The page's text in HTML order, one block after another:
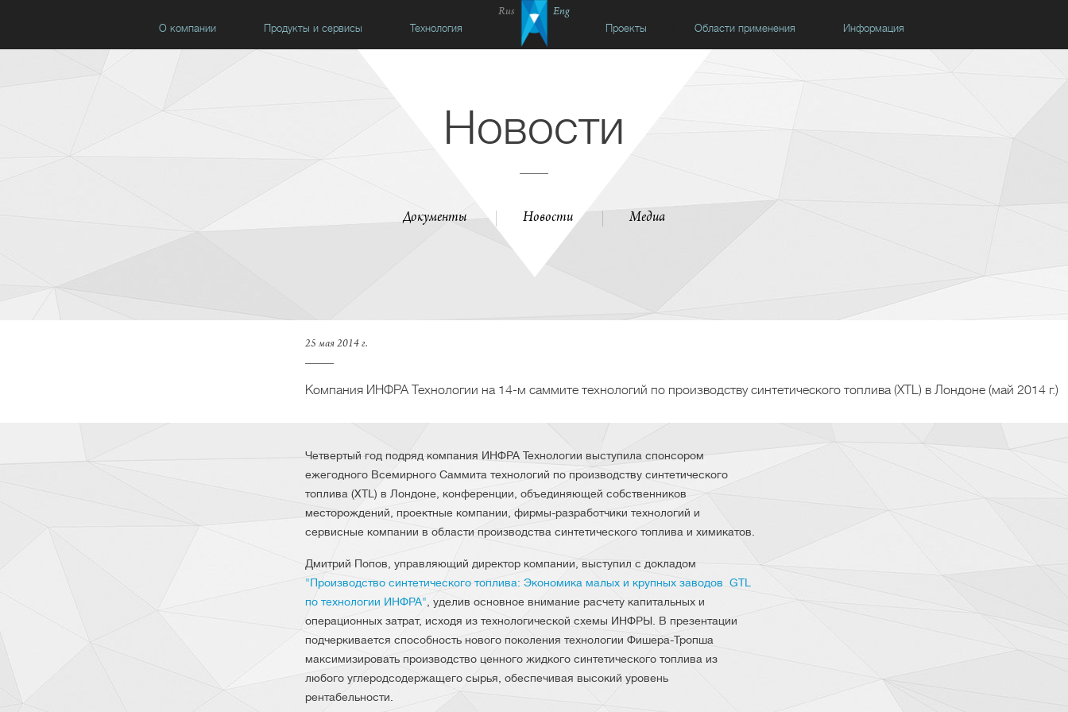
Rus
Eng
О компании
Продукты и сервисы Технология Проекты Области применения Информация
Новости
Документы Новости Медиа
25 мая 2014 г.
Компания ИНФРА Технологии на 14-м саммите технологий по производству синтетического топлива (XTL) в Лондоне (май 2014 г.)
Четвертый год подряд компания ИНФРА Технологии выступила спонсором
ежегодного Всемирного Саммита технологий по производству синтетического
топлива (XTL) в Лондоне, конференции, объединяющей собственников
месторождений, проектные компании, фирмы-разработчики технологий и
сервисные компании в области производства синтетического топлива и химикатов.
Дмитрий Попов, управляющий директор компании, выступил с докладом
"Производство синтетического топлива: Экономика малых и крупных заводов GTL
по технологии ИНФРА" , уделив основное внимание расчету капитальных и
операционных затрат, исходя из технологической схемы ИНФРЫ. В презентации
подчеркивается способность нового поколения технологии Фишера-Тропша
максимизировать производство ценного жидкого синтетического топлива из
любого углеродсодержащего сырья, обеспечивая высокий уровень
рентабельности.